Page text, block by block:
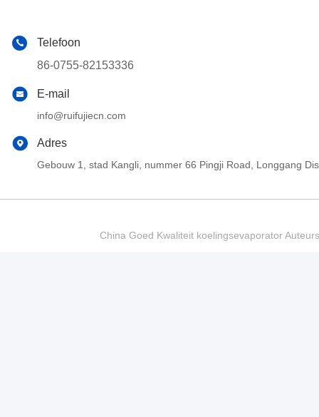
Telefoon
86-0755-82153336
E-mail
info@ruifujiecn.com
Adres
Gebouw 1, stad Kangli, nummer 66 Pingji Road, Longgang
China Goed Kwaliteit koelingsevaporator